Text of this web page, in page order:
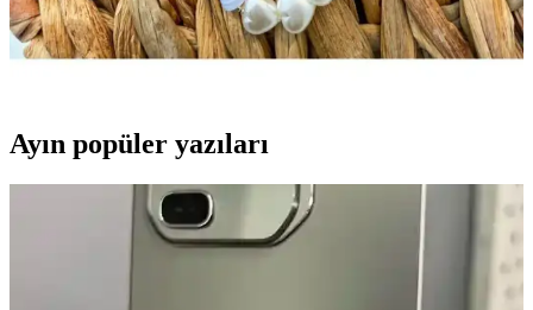
İki telefon askısı ürününün detaylı karşılaştırması, kullanıcı
yorumları ve özellikleriyle en uygun aksesuarı seçmenize yardımcı
Ayın popüler yazıları